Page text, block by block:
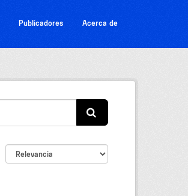
Publicadores Acerca de